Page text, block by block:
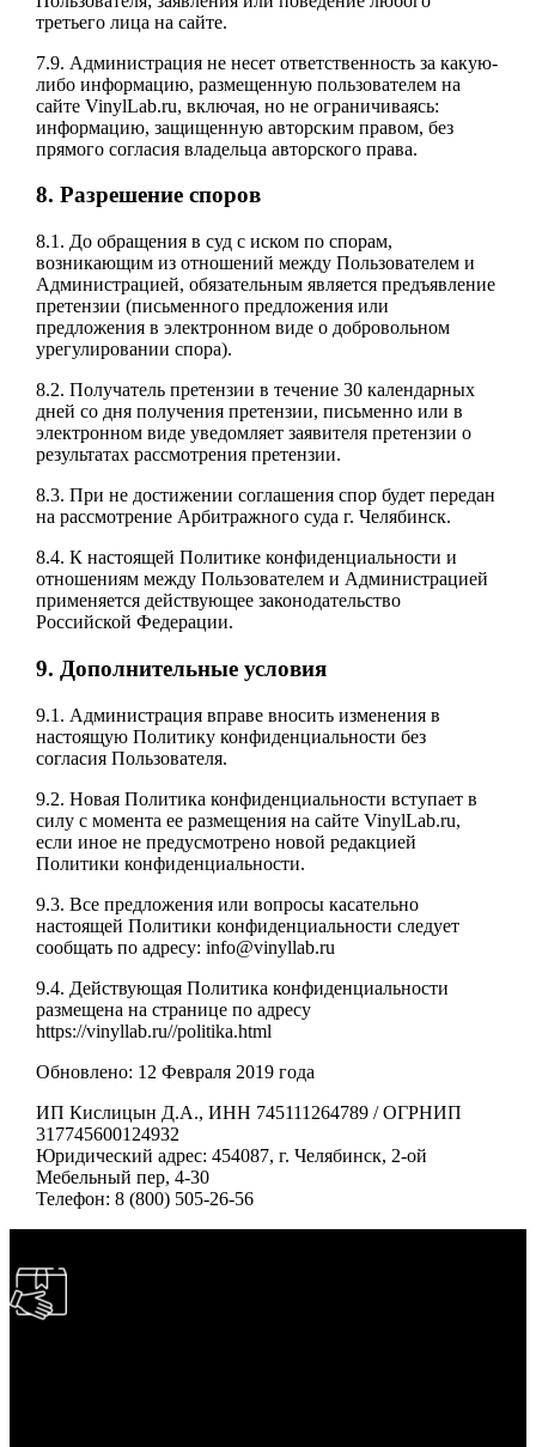
третьего лица на сайте.
7.9. Администрация не несет ответственность за какую-
либо информацию, размещенную пользователем на
сайте VinylLab.ru, включая, но не ограничиваясь:
информацию, защищенную авторским правом, без
прямого согласия владельца авторского права.
8. Разрешение споров
8.1. До обращения в суд с иском по спорам,
возникающим из отношений между Пользователем и
Администрацией, обязательным является предъявление
претензии (письменного предложения или
предложения в электронном виде о добровольном
урегулировании спора).
8.2. Получатель претензии в течение 30 календарных
дней со дня получения претензии, письменно или в
электронном виде уведомляет заявителя претензии о
результатах рассмотрения претензии.
8.3. При не достижении соглашения спор будет передан
на рассмотрение Арбитражного суда г. Челябинск.
8.4. К настоящей Политике конфиденциальности и
отношениям между Пользователем и Администрацией
применяется действующее законодательство
Российской Федерации.
9. Дополнительные условия
9.1. Администрация вправе вносить изменения в
настоящую Политику конфиденциальности без
согласия Пользователя.
9.2. Новая Политика конфиденциальности вступает в
силу с момента ее размещения на сайте VinylLab.ru,
если иное не предусмотрено новой редакцией
Политики конфиденциальности.
9.3. Все предложения или вопросы касательно
настоящей Политики конфиденциальности следует
сообщать по адресу: info@vinyllab.ru
9.4. Действующая Политика конфиденциальности
размещена на странице по адресу
https://vinyllab.ru//politika.html
Обновлено: 12 Февраля 2019 года
ИП Кислицын Д.А., ИНН 745111264789 / ОГРНИП
317745600124932
Юридический адрес: 454087, г. Челябинск, 2-ой
Мебельный пер, 4-30
Телефон: 8 (800) 505-26-56